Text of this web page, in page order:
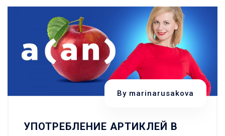
—
артикль
the.
Когда
нужен?
By marinarusakova
УПОТРЕБЛЕНИЕ АРТИКЛЕЙ В